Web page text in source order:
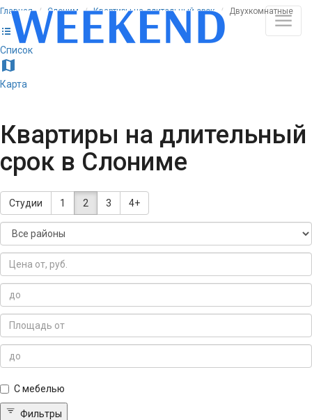
Главная Слоним Квартиры на длительный срок Двухкомнатные
list
Список
map
Карта
Квартиры на длительный
срок в Слониме
Студии 1 2 3 4+
С мебелью
Фильтры